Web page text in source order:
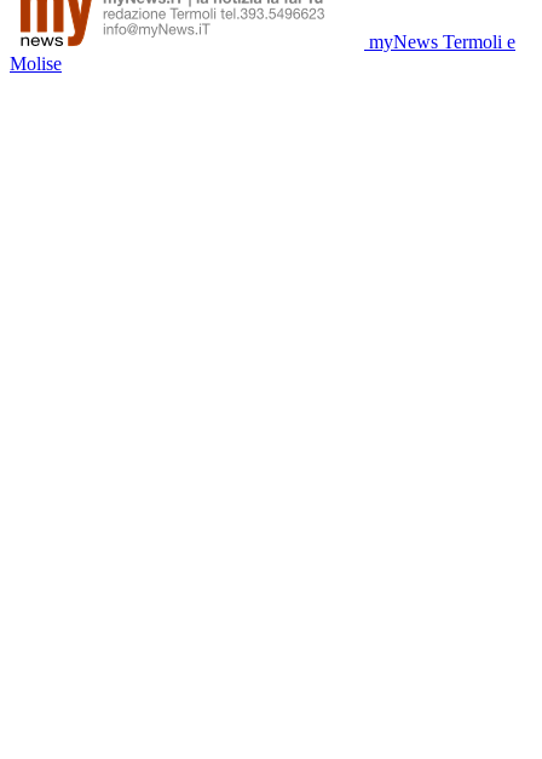
myNews Termoli e
Molise